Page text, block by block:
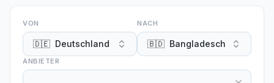
VON
🇩🇪 Deutschland
NACH
🇧🇩 Bangladesch
ANBIETER